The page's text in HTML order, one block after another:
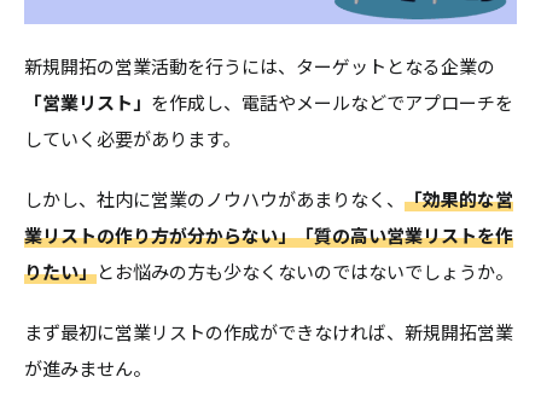
新規開拓の営業活動を行うには、ターゲットとなる企業の
「営業リスト」 を作成し、電話やメールなどでアプローチを
していく必要があります。
しかし、社内に営業のノウハウがあまりなく、 「効果的な営
業リストの作り方が分からない」「質の高い営業リストを作
りたい」とお悩みの方も少なくないのではないでしょうか。
まず最初に営業リストの作成ができなければ、新規開拓営業
が進みません。